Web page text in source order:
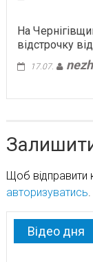
На
відстрочку
17.07.
Щоб відправити
авторизуватись.
Відео дня